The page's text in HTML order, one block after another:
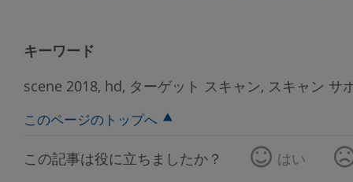
キーワード
scene 2018, hd, ターゲット スキャン, スキャン サ
このページのトップへ
この記事は役に立ちましたか？ はい